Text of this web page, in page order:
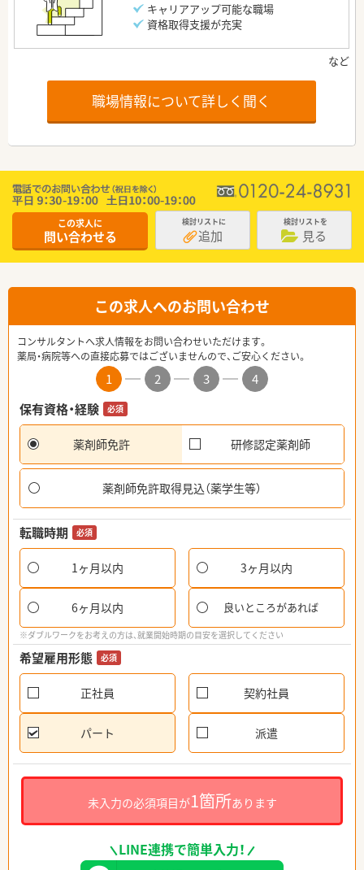
キャリアアップ可能な職場
資格取得支援が充実
職場情報について詳しく聞く
この求人に
問い合わせる
検討リストに
追加
検討リストを
見る
この求人へのお問い合わせ
コンサルタントへ求人情報をお問い合わせいただけます。
薬局・病院等への直接応募ではございませんので、ご安心ください。
1 2 3
4
保有資格・経験
必須
薬剤師免許 研修認定薬剤師
薬剤師免許取得見込（薬学生等）
転職時期 必須
1ヶ月以内 3ヶ月以内
6ヶ月以内 良いところがあれば
※ダブルワークをお考えの方は、就業開始時期の目安を選択してください
希望雇用形態 必須
正社員 契約社員
パート 派遣
未入力の必須項目が1箇所あります
LINE連携で簡単入力！